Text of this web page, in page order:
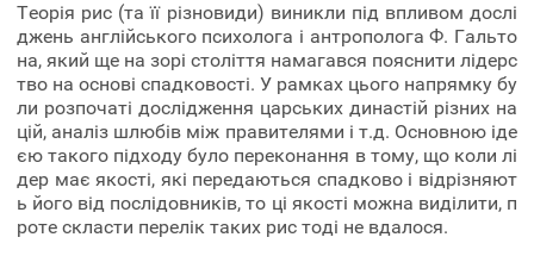
Теорія рис (та її різновиди) виникли під впливом дослі
джень англійського психолога і антрополога Ф. Гальто
на, який ще на зорі століття намагався пояснити лідерс
тво на основі спадковості. У рамках цього напрямку бу
ли розпочаті дослідження царських династій різних на
цій, аналіз шлюбів між правителями і т.д. Основною іде
єю такого підходу було переконання в тому, що коли лі
дер має якості, які передаються спадково і відрізняют
ь його від послідовників, то ці якості можна виділити, п
роте скласти перелік таких рис тоді не вдалося.